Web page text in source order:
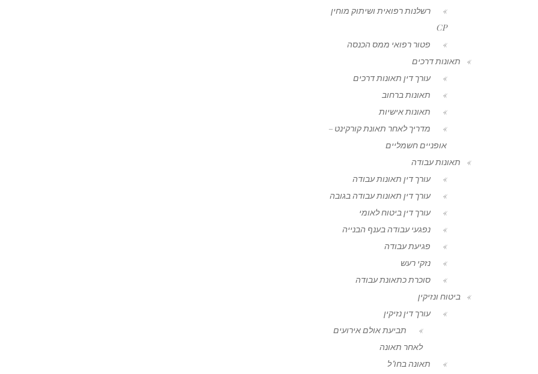
רשלנות רפואית ושיתוק מוחין
CP
פטור רפואי ממס הכנסה
תאונות דרכים
עורך דין תאונות דרכים
תאונות ברחוב
תאונות אישיות
מדריך לאחר תאונת קורקינט –
אופניים חשמליים
תאונות עבודה
עורך דין תאונות עבודה
עורך דין תאונות עבודה בגובה
עורך דין ביטוח לאומי
נפגעי עבודה בענף הבנייה
פגיעת עבודה
נזקי רעש
סוכרת כתאונת עבודה
ביטוח ונזיקין
עורך דין נזיקין
תביעת אולם אירועים
לאחר תאונה
תאונה בחו"ל